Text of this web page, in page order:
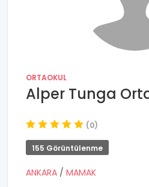
ORTAOKUL
Alper Tunga
(0)
155 Görüntülenme
ANKARA / MAMAK